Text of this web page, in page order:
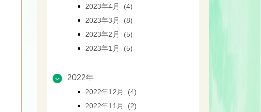
2023年4月 (4)
2023年3月 (8)
2023年2月 (5)
2023年1月 (5)
2022年
2022年12月 (4)
2022年11月 (2)